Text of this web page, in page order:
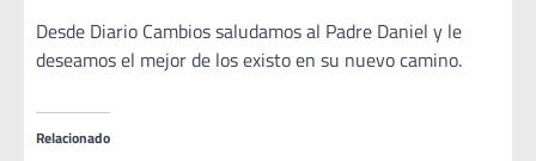
Desde Diario Cambios saludamos al Padre Daniel y le
deseamos el mejor de los existo en su nuevo camino.
Relacionado